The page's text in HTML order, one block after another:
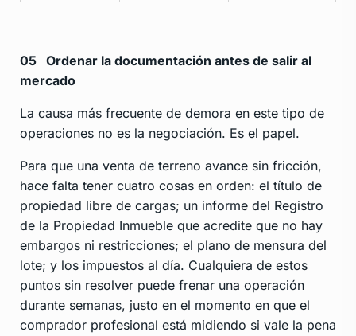
05 Ordenar la documentación antes de salir al
mercado
La causa más frecuente de demora en este tipo de
operaciones no es la negociación. Es el papel.
Para que una venta de terreno avance sin fricción,
hace falta tener cuatro cosas en orden: el título de
propiedad libre de cargas; un informe del Registro
de la Propiedad Inmueble que acredite que no hay
embargos ni restricciones; el plano de mensura del
lote; y los impuestos al día. Cualquiera de estos
puntos sin resolver puede frenar una operación
durante semanas, justo en el momento en que el
comprador profesional está midiendo si vale la pena